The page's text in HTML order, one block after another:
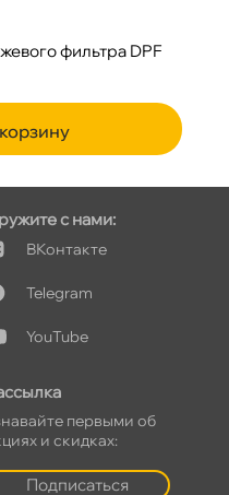
фильтра DPF
с нами:
Контакте
Telegram
YouTube
первыми о
и скидках:
Подписаться